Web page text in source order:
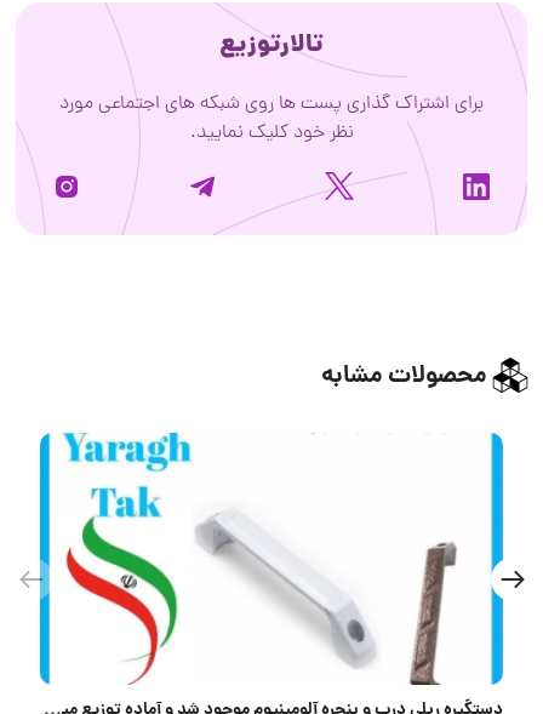
تالارتوزیع
برای اشتراک گذاری پست ها روی شبکه های اجتماعی مورد
نظر خود کلیک نمایید.
محصولات مشابه